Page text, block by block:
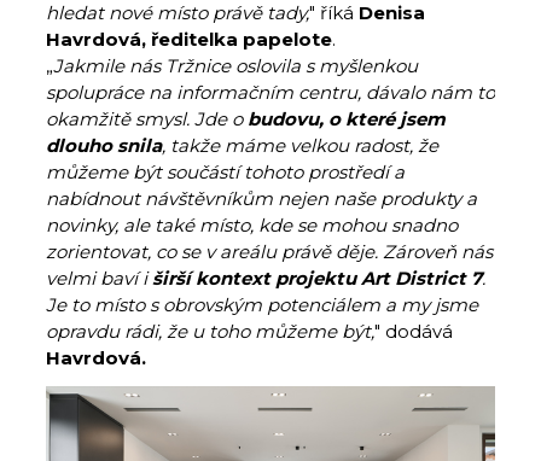
hledat nové místo právě tady," říká Denisa
Havrdová, ředitelka papelote.
„Jakmile nás Tržnice oslovila s myšlenkou
spolupráce na informačním centru, dávalo nám to
okamžitě smysl. Jde o budovu, o které jsem
dlouho snila, takže máme velkou radost, že
můžeme být součástí tohoto prostředí a
nabídnout návštěvníkům nejen naše produkty a
novinky, ale také místo, kde se mohou snadno
zorientovat, co se v areálu právě děje. Zároveň nás
velmi baví iširší kontext projektu Art District 7.
Je to místo s obrovským potenciálem a my jsme
opravdu rádi, že u toho můžeme být," dodává
Havrdová.